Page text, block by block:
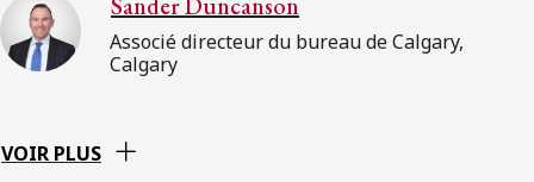
Sander Duncanson
Associé directeur du bureau de Calgary,
Calgary
VOIR PLUS